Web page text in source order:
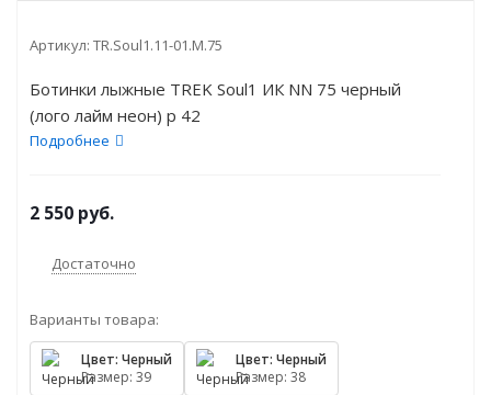
Артикул: TR.Soul1.11-01.M.75
Ботинки лыжные TREK Soul1 ИК NN 75 черный
(лого лайм неон) р 42
Подробнее
2 550 руб.
Достаточно
Варианты товара:
Цвет: Черный
Размер: 39
Цвет: Черный
Размер: 38